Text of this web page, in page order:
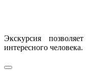
Экскурсия
интересного человека.